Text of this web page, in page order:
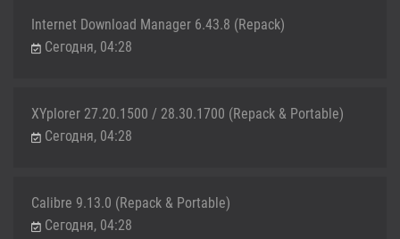
Internet Download Manager 6.43.8 (Repack)
Сегодня, 04:28
XYplorer 27.20.1500 / 28.30.1700 (Repack & Portable)
Сегодня, 04:28
Calibre 9.13.0 (Repack & Portable)
Сегодня, 04:28